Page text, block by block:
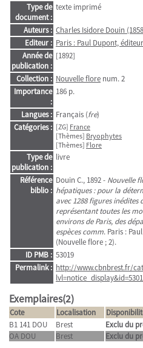
Type de
document :
texte imprimé
Auteurs : Charles Isidore Douin
Editeur : Paris : Paul Dupont, éditeur
Année de
publication :
[1892]
Collection : Nouvelle flore num. 2
Importance
:
186 p.
Langues : Français (fre)
Catégories : [ZG] France
[Thèmes] Bryophytes
[Thèmes] Flore
Type de
publication :
livre
Référence
biblio :
Douin C., 1892 - Nouvelle
hépatiques : pour la
avec 1288 figures inédites
représentant toutes les
environs de Paris, des
espèces comm. Paris :
(Nouvelle flore ; 2).
ID PMB : 53019
Permalink : http://www.cbnbrest.fr/
Exemplaires(2)
Cote Localisation
B1 141 DOU
Brest
Exclu du
OA DOU
Brest Exclu du